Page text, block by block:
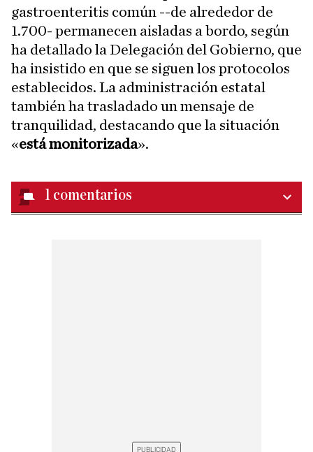
gastroenteritis común --de alrededor de
1.700- permanecen aisladas a bordo, según
ha detallado la Delegación del Gobierno, que
ha insistido en que se siguen los protocolos
establecidos. La administración estatal
también ha trasladado un mensaje de
tranquilidad, destacando que la situación
«está monitorizada».
1 comentarios